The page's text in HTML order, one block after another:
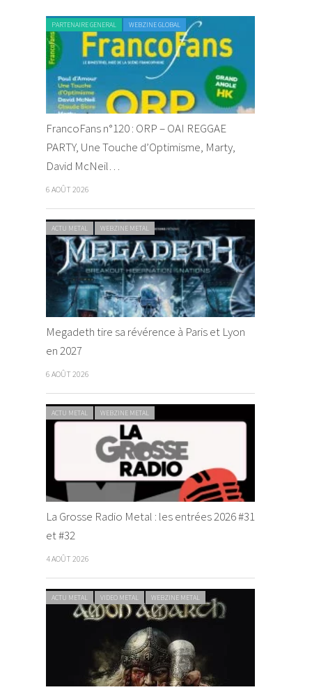
PARTENAIRE GENERAL WEBZINE GLOBAL
FrancoFans n°120 : ORP – OAI REGGAE
PARTY, Une Touche d’Optimisme, Marty,
David McNeil…
6 AOÛT 2026
ACTU METAL WEBZINE METAL
Megadeth tire sa révérence à Paris et Lyon
en 2027
6 AOÛT 2026
ACTU METAL WEBZINE METAL
La Grosse Radio Metal : les entrées 2026 #31
et #32
4 AOÛT 2026
ACTU METAL VIDEO METAL WEBZINE METAL